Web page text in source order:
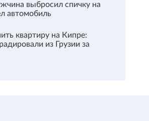
выбросил спичку на
автомобиль
квартиру на Кипре:
из Грузии за